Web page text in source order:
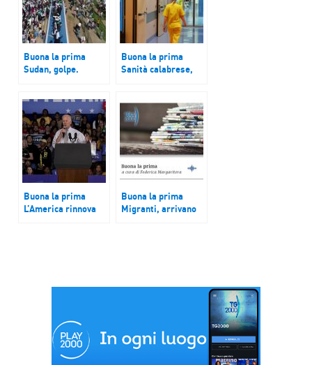
Buona la prima
Sudan, golpe.
contro i militari.
Usa bloccano 700
milioni di dollari di
aiuti.
Buona la prima
Sanità calabrese,
per riforma
organizzativa ed
etica
Buona la prima
L’America rinnova
Buona la prima
Migranti, arrivano